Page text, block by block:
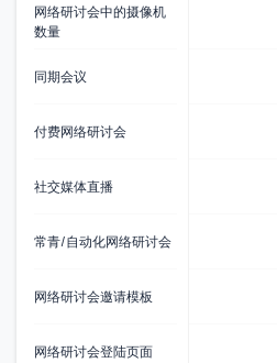
网络研讨会中的摄像机
数量
同期会议
付费网络研讨会
社交媒体直播
常青/自动化网络研讨会
网络研讨会邀请模板
网络研讨会登陆页面